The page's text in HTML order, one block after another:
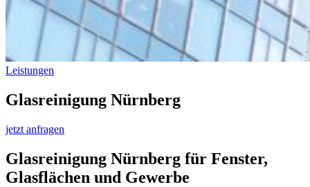
Leistungen
Glasreinigung Nürnberg
jetzt anfragen
Glasreinigung Nürnberg für Fenster,
Glasflächen und Gewerbe